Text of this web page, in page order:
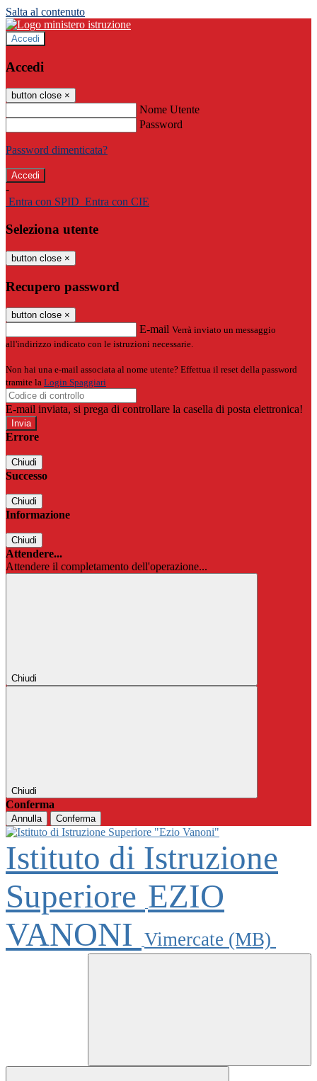
Salta al contenuto
Accedi
Accedi
button close ×
Nome Utente
Password
Password dimenticata?
-
Entra con SPID Entra con CIE
Seleziona utente
button close ×
Recupero password
button close ×
E-mail Verrà inviato un messaggio
all'indirizzo indicato con le istruzioni necessarie.
Non hai una e-mail associata al nome utente? Effettua il reset della password
tramite la Login Spaggiari
E-mail inviata, si prega di controllare la casella di posta elettronica!
Errore
Chiudi
Successo
Chiudi
Informazione
Chiudi
Attendere...
Attendere il completamento dell'operazione...
Chiudi
Chiudi
Conferma
Annulla Conferma
Istituto di Istruzione
Superiore EZIO
VANONI Vimercate (MB)